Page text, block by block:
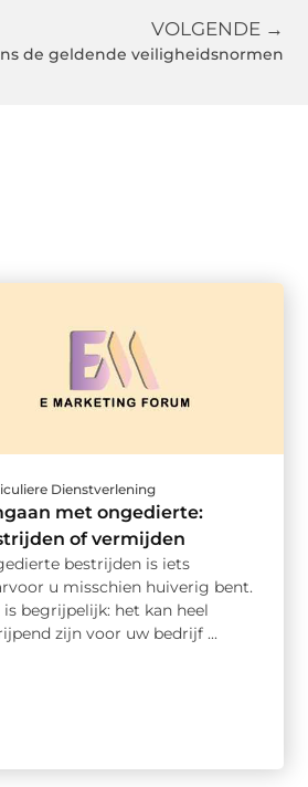
VOLGENDE →
de geldende veiligheidsnormen
Dienstverlening
met ongedierte:
of vermijden
bestrijden is iets
u misschien huiverig bent.
is begrijpelijk: het kan heel
zijn voor uw bedrijf ...